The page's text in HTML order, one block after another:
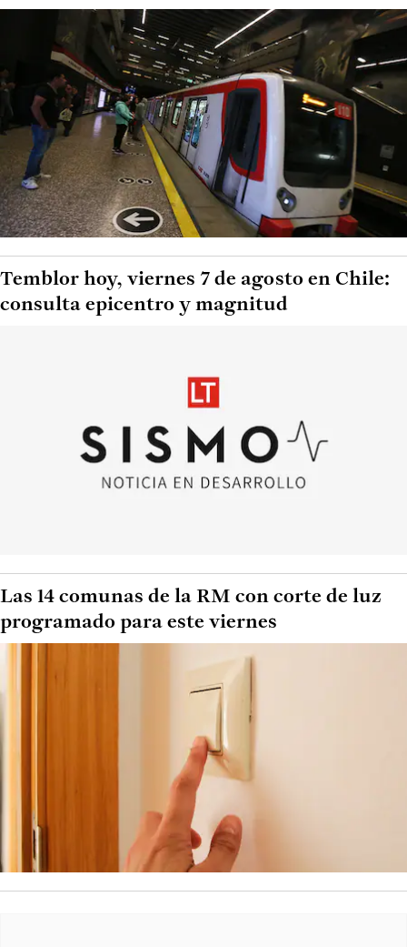
Temblor hoy, viernes 7 de agosto en Chile:
consulta epicentro y magnitud
Las 14 comunas de la RM con corte de luz
programado para este viernes